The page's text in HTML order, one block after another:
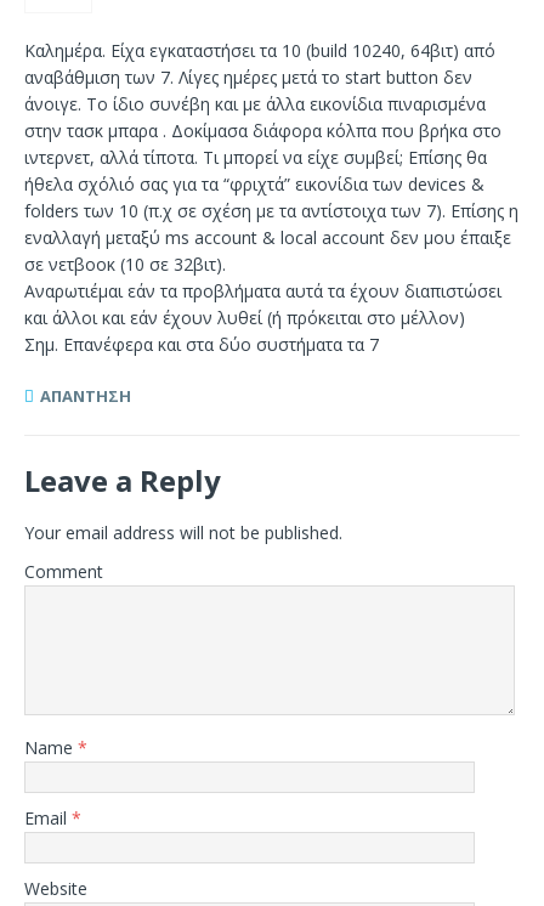
Καλημέρα. Είχα εγκαταστήσει τα 10 (build 10240, 64βιτ) από
αναβάθμιση των 7. Λίγες ημέρες μετά το start button δεν
άνοιγε. Το ίδιο συνέβη και με άλλα εικονίδια πιναρισμένα
στην τασκ μπαρα . Δοκίμασα διάφορα κόλπα που βρήκα στο
ιντερνετ, αλλά τίποτα. Τι μπορεί να είχε συμβεί; Επίσης θα
ήθελα σχόλιό σας για τα “φριχτά” εικονίδια των devices &
folders των 10 (π.χ σε σχέση με τα αντίστοιχα των 7). Επίσης η
εναλλαγή μεταξύ ms account & local account δεν μου έπαιξε
σε νετβοοκ (10 σε 32βιτ).
Αναρωτιέμαι εάν τα προβλήματα αυτά τα έχουν διαπιστώσει
και άλλοι και εάν έχουν λυθεί (ή πρόκειται στο μέλλον)
Σημ. Επανέφερα και στα δύο συστήματα τα 7
ΑΠΆΝΤΗΣΗ
Leave a Reply
Your email address will not be published.
Comment
Name *
Email *
Website